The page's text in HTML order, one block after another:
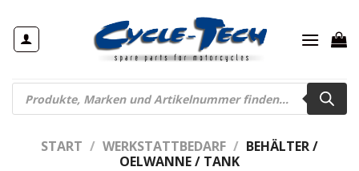
Inhalt
springen
Products
search
START / WERKSTATTBEDARF / BEHÄLTER /
OELWANNE / TANK